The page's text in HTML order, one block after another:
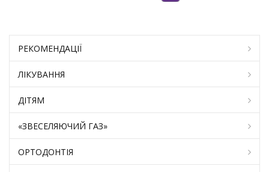
РЕКОМЕНДАЦІЇ
ЛІКУВАННЯ
ДІТЯМ
«ЗВЕСЕЛЯЮЧИЙ ГАЗ»
OРТОДОНТІЯ